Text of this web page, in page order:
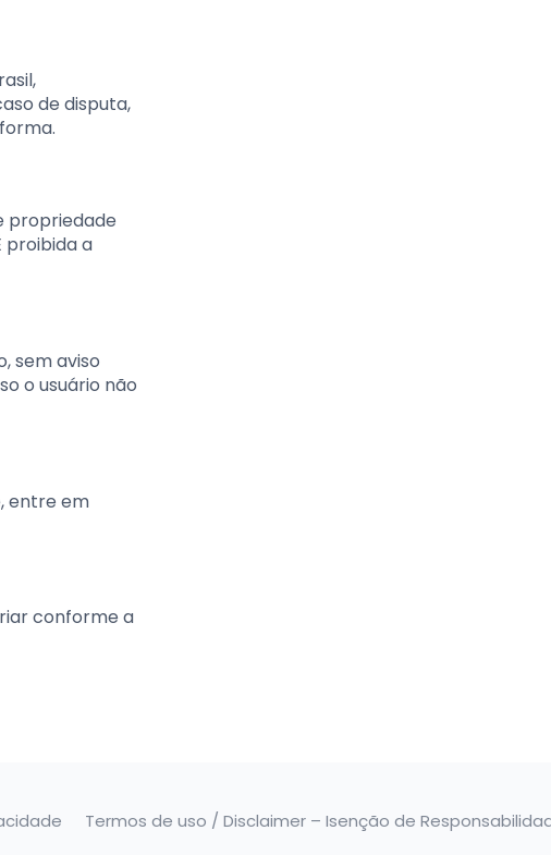
de disputa,
propriedade
proibida a
sem aviso
o usuário não
entre em
conforme a
Termos de uso / Disclaimer – Isenção de